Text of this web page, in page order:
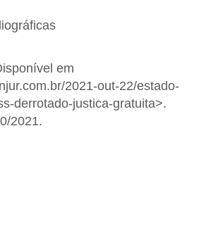
em
2021-out-22/estado-
derrotado-justica-gratuita>.
2021.